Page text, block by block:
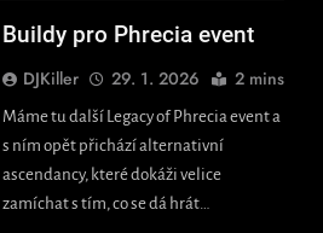
Buildy pro Phrecia event
DJKiller 29. 1. 2026 2 mins
Máme tu další Legacy of Phrecia event a
s ním opět přichází alternativní
ascendancy, které dokáži velice
zamíchat s tím, co se dá hrát…